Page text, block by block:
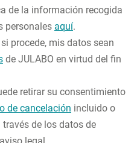
de la información recogida
personales aquí.
procede, mis datos sean
de JULABO en virtud del fin
retirar su consentimiento
de cancelación incluido o
de los datos de